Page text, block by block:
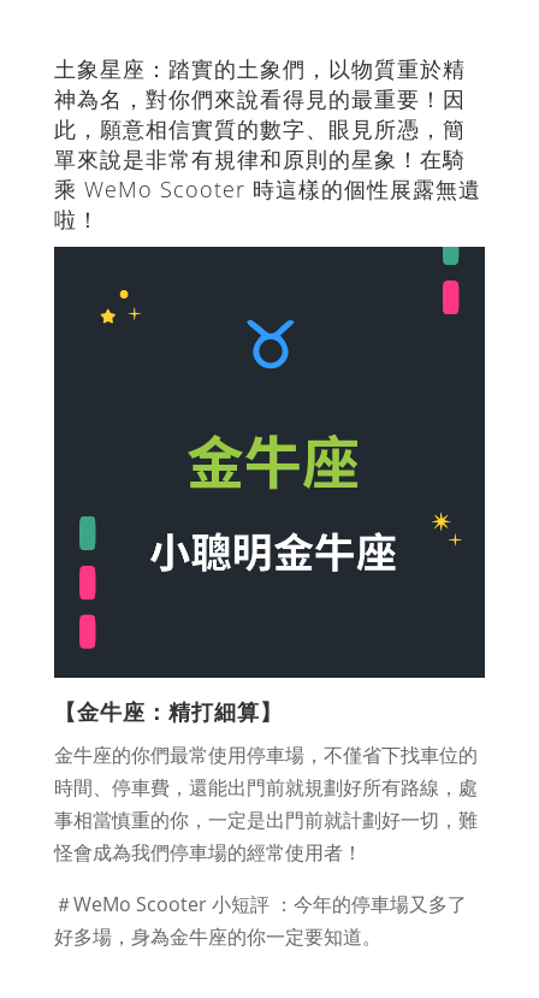
土象星座：踏實的土象們，以物質重於精
神為名，對你們來說看得見的最重要！因
此，願意相信實質的數字、眼見所憑，簡
單來說是非常有規律和原則的星象！在騎
乘 WeMo Scooter 時這樣的個性展露無遺
啦！
【金牛座：精打細算】
金牛座的你們最常使用停車場，不僅省下找車位的
時間、停車費，還能出門前就規劃好所有路線，處
事相當慎重的你，一定是出門前就計劃好一切，難
怪會成為我們停車場的經常使用者！
＃WeMo Scooter 小短評 ：今年的停車場又多了
好多場，身為金牛座的你一定要知道。